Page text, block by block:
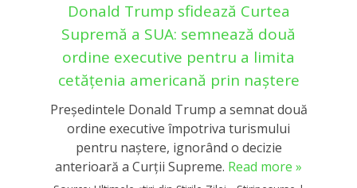
Donald Trump sfidează Curtea
Supremă a SUA: semnează două
ordine executive pentru a limita
cetățenia americană prin naștere
Președintele Donald Trump a semnat două
ordine executive împotriva turismului
pentru naștere, ignorând o decizie
anterioară a Curții Supreme. Read more »